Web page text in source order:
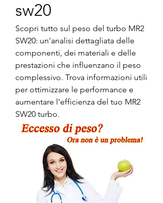
sw20
Scopri tutto sul peso del turbo MR2
SW20: un'analisi dettagliata delle
componenti, dei materiali e delle
prestazioni che influenzano il peso
complessivo. Trova informazioni utili
per ottimizzare le performance e
aumentare l'efficienza del tuo MR2
SW20 turbo.